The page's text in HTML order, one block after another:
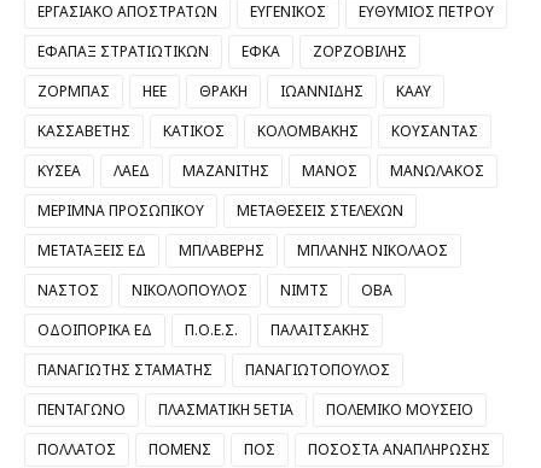
ΕΡΓΑΣΙΑΚΟ ΑΠΟΣΤΡΑΤΩΝ
ΕΥΓΕΝΙΚΟΣ
ΕΥΘΥΜΙΟΣ ΠΕΤΡΟΥ
ΕΦΑΠΑΞ ΣΤΡΑΤΙΩΤΙΚΩΝ
ΕΦΚΑ
ΖΟΡΖΟΒΙΛΗΣ
ΖΟΡΜΠΑΣ
ΗΕΕ ΘΡΑΚΗ ΙΩΑΝΝΙΔΗΣ
ΚΑΑΥ
ΚΑΣΣΑΒΕΤΗΣ
ΚΑΤΙΚΟΣ ΚΟΛΟΜΒΑΚΗΣ
ΚΟΥΣΑΝΤΑΣ
ΚΥΣΕΑ
ΛΑΕΔ ΜΑΖΑΝΙΤΗΣ ΜΑΝΟΣ
ΜΑΝΩΛΑΚΟΣ
ΜΕΡΙΜΝΑ ΠΡΟΣΩΠΙΚΟΥ
ΜΕΤΑΘΕΣΕΙΣ ΣΤΕΛΕΧΩΝ
ΜΕΤΑΤΑΞΕΙΣ ΕΔ
ΜΠΛΑΒΕΡΗΣ
ΜΠΛΑΝΗΣ ΝΙΚΟΛΑΟΣ
ΝΑΣΤΟΣ
ΝΙΚΟΛΟΠΟΥΛΟΣ ΝΙΜΤΣ
ΟΒΑ
ΟΔΟΙΠΟΡΙΚΑ ΕΔ
Π.Ο.Ε.Σ.
ΠΑΛΑΙΤΣΑΚΗΣ
ΠΑΝΑΓΙΩΤΗΣ ΣΤΑΜΑΤΗΣ
ΠΑΝΑΓΙΩΤΟΠΟΥΛΟΣ
ΠΕΝΤΑΓΩΝΟ
ΠΛΑΣΜΑΤΙΚΗ 5ΕΤΙΑ
ΠΟΛΕΜΙΚΟ ΜΟΥΣΕΙΟ
ΠΟΛΛΑΤΟΣ
ΠΟΜΕΝΣ ΠΟΣ ΠΟΣΟΣΤΑ ΑΝΑΠΛΗΡΩΣΗΣ